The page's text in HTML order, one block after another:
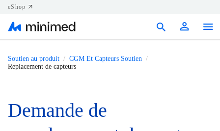
eShop
Soutien au produit
CGM Et Capteurs Soutien
Replacement de capteurs
Demande de